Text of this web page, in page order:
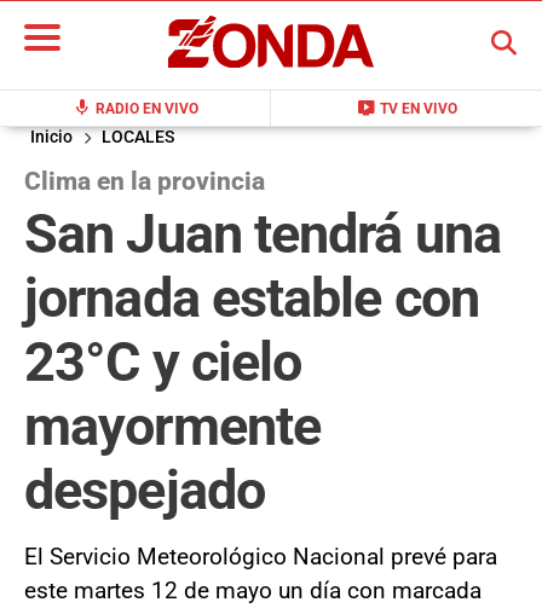
mic RADIO EN VIVO live_tv TV EN VIVO
BUSCAR
Inicio LOCALES
Clima en la provincia
San Juan tendrá una
jornada estable con
23°C y cielo
mayormente
despejado
El Servicio Meteorológico Nacional prevé para
este martes 12 de mayo un día con marcada